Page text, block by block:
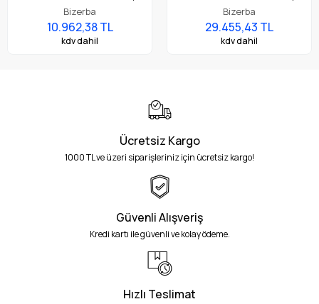
GLP 80 Etiket Yazıcı İçin
Uygundur.
Bizerba
10.962,38 TL
kdv dahil
GLP 160 Etiket Yazıcı İçin
Uygundur.
Bizerba
29.455,43 TL
kdv dahil
Ücretsiz Kargo
1000 TL ve üzeri siparişleriniz için ücretsiz kargo!
Güvenli Alışveriş
Kredi kartı ile güvenli ve kolay ödeme.
Hızlı Teslimat